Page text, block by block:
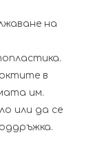
на
в
им.
или да се